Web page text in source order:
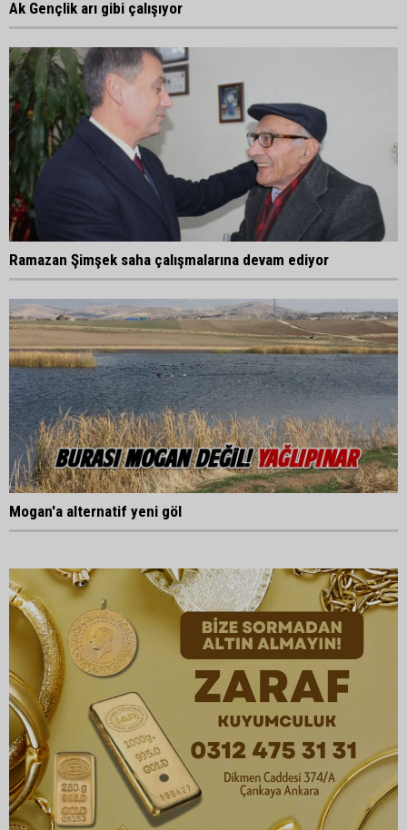
Ak Gençlik arı gibi çalışıyor
Ramazan Şimşek saha çalışmalarına devam ediyor
Mogan'a alternatif yeni göl